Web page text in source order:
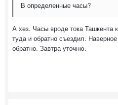
В определенные часы?
А хез. Часы вроде тока Ташкента
туда и обратно съездил.
обратно. Завтра уточню.